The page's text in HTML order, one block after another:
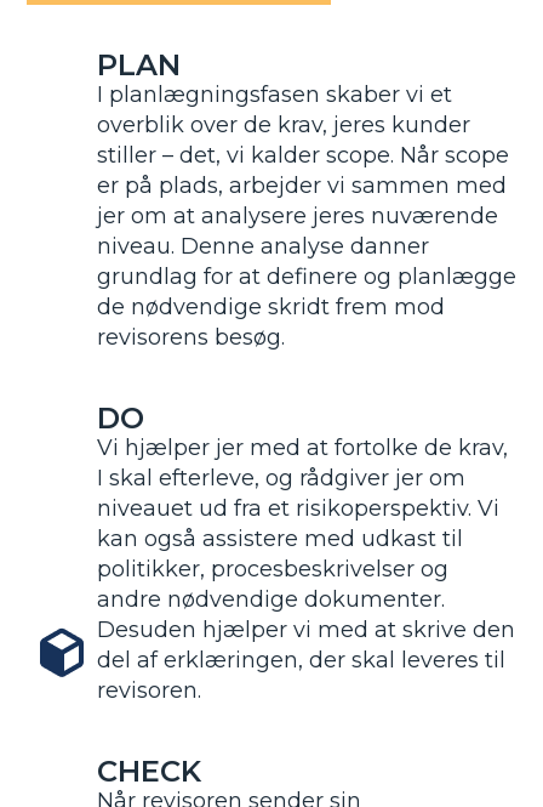
PLAN
I planlægningsfasen skaber vi et
overblik over de krav, jeres kunder
stiller – det, vi kalder scope. Når scope
er på plads, arbejder vi sammen med
jer om at analysere jeres nuværende
niveau. Denne analyse danner
grundlag for at definere og planlægge
de nødvendige skridt frem mod
revisorens besøg.
DO
Vi hjælper jer med at fortolke de krav,
I skal efterleve, og rådgiver jer om
niveauet ud fra et risikoperspektiv. Vi
kan også assistere med udkast til
politikker, procesbeskrivelser og
andre nødvendige dokumenter.
Desuden hjælper vi med at skrive den
del af erklæringen, der skal leveres til
revisoren.
CHECK
Når revisoren sender sin